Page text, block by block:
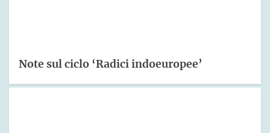
Note sul ciclo ‘Radici indoeuropee’